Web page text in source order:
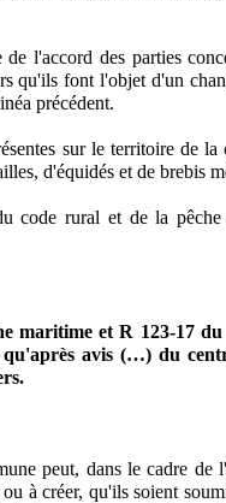
l'accord des parties
qu'ils font l'objet d'un
précédent.
sur le territoire de
d'équidés et de brebis
code rural et de la
maritime et R 123-17
avis (…) du
peut, dans le cadre de
à créer, qu'ils soient